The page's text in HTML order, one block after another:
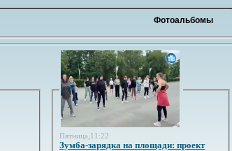
Фотоальбомы
Пятница,11:22
Зумба-зарядка на площади: проект